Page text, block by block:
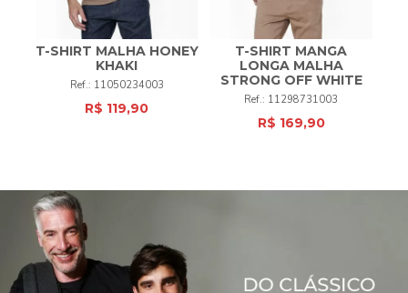
T-SHIRT MALHA HONEY
KHAKI
11050234003
R$ 119,90
T-SHIRT MANGA
LONGA MALHA
STRONG OFF WHITE
11298731003
R$ 169,90